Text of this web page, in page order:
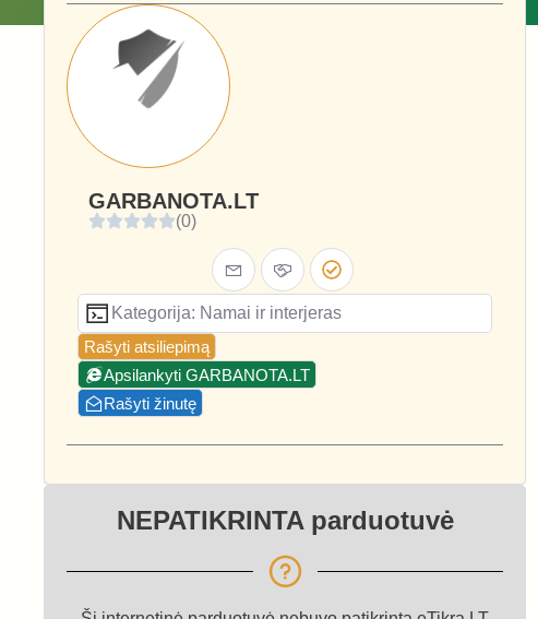
GARBANOTA.LT
(0)
Kategorija: Namai ir interjeras
Rašyti atsiliepimą
Apsilankyti GARBANOTA.LT
Rašyti žinutę
NEPATIKRINTA parduotuvė